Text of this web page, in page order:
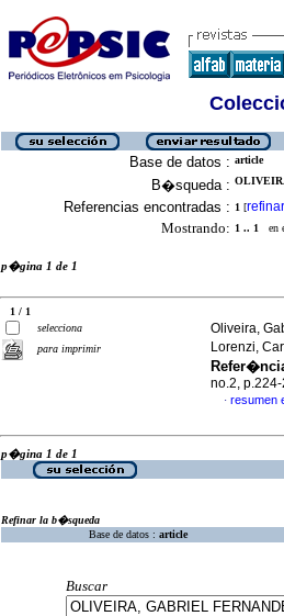
Base de datos : article
B�squeda :
Referencias encontradas : 1 [refinar
Mostrando: 1 .. 1 en
p�gina 1 de 1
1 / 1
selecciona
para imprimir
Oliveira,
Lorenzi,
no.2,
· resumen
p�gina 1 de 1
Refinar la b�squeda
Base de datos : article
Buscar